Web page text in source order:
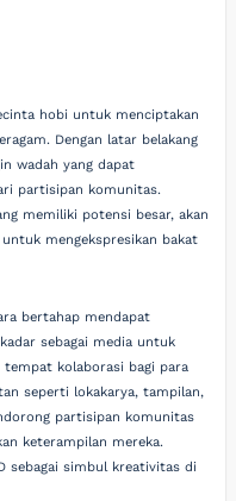
hobi untuk menciptakan
Dengan latar belakang
wadah yang dapat
partisipan komunitas.
memiliki potensi besar, akan
mengekspresikan bakat
bertahap mendapat
sebagai media untuk
tempat kolaborasi bagi para
seperti lokakarya, tampilan,
partisipan komunitas
keterampilan mereka.
sebagai simbul kreativitas di